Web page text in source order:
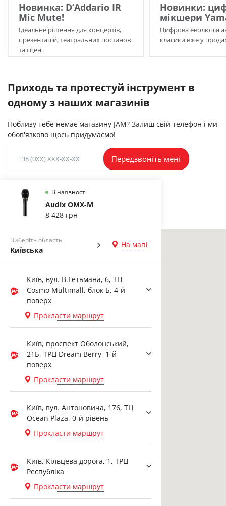
Новинка: D’Addario IR
Mic Mute!
Ідеальне рішення для концертів,
презентацій, театральних постанов
та сцен
Новинки:
мікшери
Цифрова еволюція
класики вже у
Приходь та протестуй інструмент в
одному з наших магазинів
Поблизу тебе немає магазину JAM? Залиш свій телефон і ми
обов'язково щось придумаємо!
В наявності
Audix OMX-M
8 428 грн
Виберіть область
Київська
На мапі
Київ, вул. В.Гетьмана, 6, ТЦ
Cosmo Multimall, блок Б, 4-й
поверх
Прокласти маршрут
Київ, проспект Оболонський,
21Б, ТРЦ Dream Berry, 1-й
поверх
Прокласти маршрут
Київ, вул. Антоновича, 176, ТЦ
Ocean Plaza, 0-й рівень
Прокласти маршрут
Київ, Кільцева дорога, 1, ТРЦ
Республіка
Прокласти маршрут
Передзвоніть мені